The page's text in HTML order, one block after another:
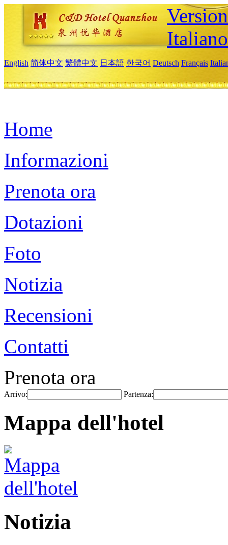
Italiano
English 简体中文 繁體中文 日本語 한국어 Deutsch Français
Home
Informazioni
Prenota ora
Dotazioni
Foto
Notizia
Recensioni
Contatti
Prenota ora
Arrivo: Partenza:
Mappa dell'hotel
Notizia